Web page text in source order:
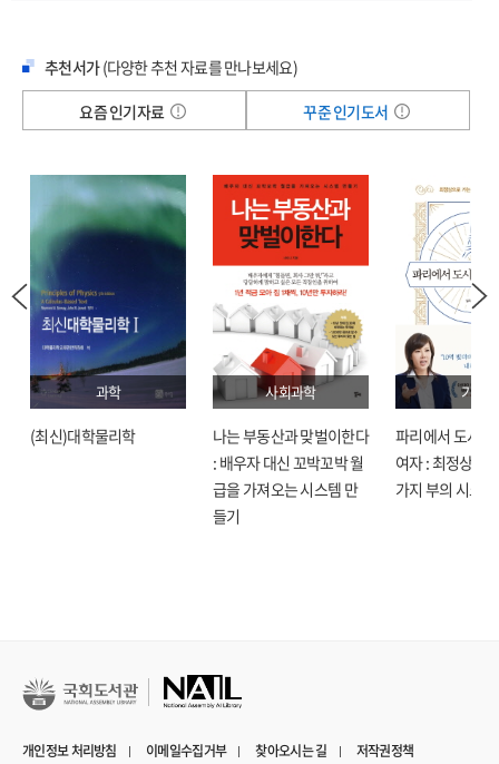
추천서가(다양한 추천 자료를 만나보세요)
요즘 인기자료
꾸준 인기도서
과학
(최신)대학물리학
사회과학
나는 부동산과 맞벌이한다
: 배우자 대신 꼬박꼬박 월
급을 가져오는 시스템 만
들기
기술
파리에서 도시락
여자 : 최정상으
가지 부의 시크릿
개인정보 처리방침 이메일수집거부 찾아오시는 길 저작권정책